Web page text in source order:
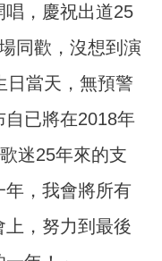
唱，慶祝出道25
同歡，沒想到演
日當天，無預警
自已將在2018年
迷25年來的支
，我會將所有
，努力到最後